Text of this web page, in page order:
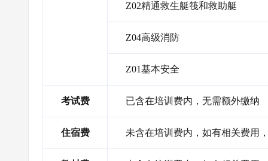
Z02精通救生艇筏和救助艇
Z04高级消防
Z01基本安全
考试费 已含在培训费内，无需额外缴纳
住宿费 未含在培训费内，如有相关费用